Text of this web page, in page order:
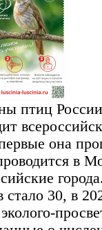
птиц
она
в
стало 30, в